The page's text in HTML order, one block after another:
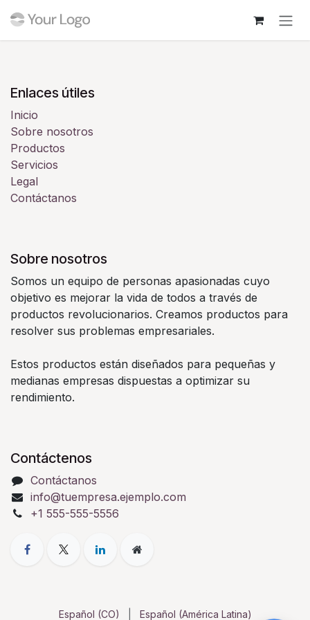
Enlaces útiles
Inicio
Sobre nosotros
Productos
Servicios
Legal
Contáctanos
Sobre nosotros
Somos un equipo de personas apasionadas cuyo
objetivo es mejorar la vida de todos a través de
productos revolucionarios. Creamos productos para
resolver sus problemas empresariales.
Estos productos están diseñados para pequeñas y
medianas empresas dispuestas a optimizar su
rendimiento.
Contáctenos
Contáctanos
info@tuempresa.ejemplo.com
+1 555-555-5556
Español (CO) Español (América Latina)